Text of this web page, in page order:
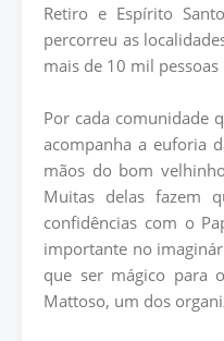
Retiro e Espírito
percorreu as
mais de 10 mil
Por cada comunidade
acompanha a euforia
mãos do bom
Muitas delas fazem
confidências com o
importante no
que ser mágico para
Mattoso, um dos